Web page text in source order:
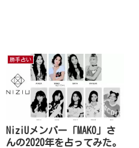
勝手占い
NiziUメンバー「MAKO」さ
んの2020年を占ってみた。